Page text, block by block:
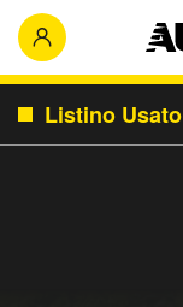
Listino Usato